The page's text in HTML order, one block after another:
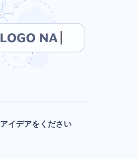
アイデアをください